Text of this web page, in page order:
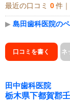
最近の口コミ 0 件
▶ 島田歯科医院の
口コミを書く ネ
田中歯科医院
栃木県下都賀郡